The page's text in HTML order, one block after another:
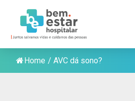
Home / AVC dá sono?